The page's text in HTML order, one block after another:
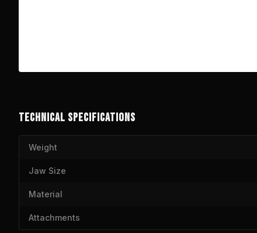
TECHNICAL SPECIFICATIONS
Weight
Jaw Size
Material
Attachments